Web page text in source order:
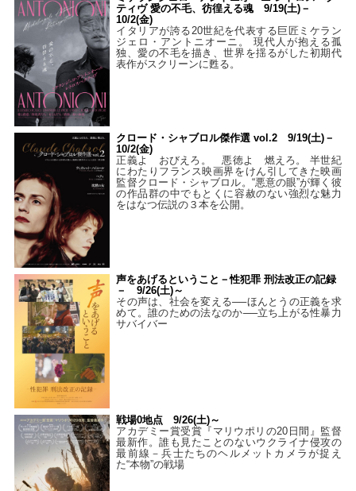
ティヴ 愛の不毛、彷徨える魂 9/19(土)－
10/2(金)
イタリアが誇る20世紀を代表する巨匠ミケラン
ジェロ・アントニオーニ。 現代人が抱える孤
独、愛の不毛を描き、世界を揺るがした初期代
表作がスクリーンに甦る。
クロード・シャブロル傑作選 vol.2 9/19(土)－
10/2(金)
正義よ おびえろ。 悪徳よ 燃えろ。 半世紀
にわたりフランス映画界をけん引してきた映画
監督クロード・シャブロル。“悪意の眼”が輝く彼
の作品群の中でもとくに容赦のない強烈な魅力
をはなつ伝説の３本を公開。
声をあげるということ－性犯罪 刑法改正の記録
－ 9/26(土)～
その声は、社会を変える──ほんとうの正義を求
めて。誰のための法なのか──立ち上がる性暴力
サバイバー
戦場0地点 9/26(土)～
アカデミー賞受賞『マリウポリの20日間』監督
最新作。誰も見たことのないウクライナ侵攻の
最前線－兵士たちのヘルメットカメラが捉え
た“本物”の戦場